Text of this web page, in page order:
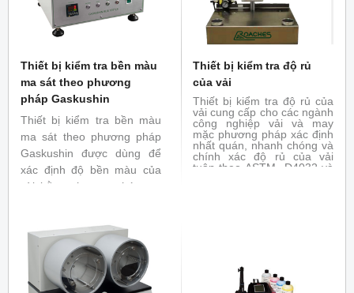
Thiết bị kiểm tra bền màu
ma sát theo phương
pháp Gaskushin
Thiết bị kiểm tra bền màu
ma sát theo phương pháp
Gaskushin được dùng để
xác định độ bền màu của
vài bằng phương pháp ma
mặt trên tác động 1 lực
khoảng 2N xuống mặt dưới.
Thiết bị kiểm tra độ rủ
của vải
Thiết bị kiểm tra độ rủ của
vải cung cấp cho các ngành
công nghiệp vải và may
mặc phương pháp xác định
nhất quán, nhanh chóng và
chính xác độ rủ của vải
tuân theo ASTM D4032 và